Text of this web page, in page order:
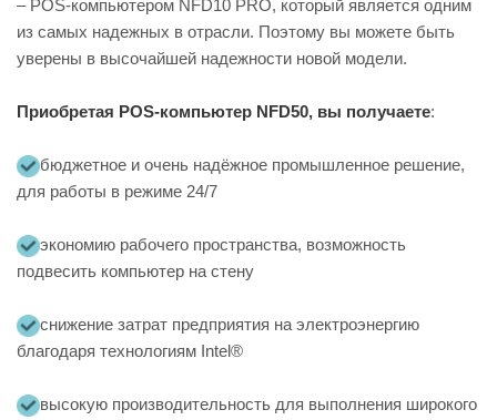
– POS-компьютером NFD10 PRO, который является одним
из самых надежных в отрасли. Поэтому вы можете быть
уверены в высочайшей надежности новой модели.
Приобретая POS-компьютер NFD50, вы получаете:
бюджетное и очень надёжное промышленное решение,
для работы в режиме 24/7
экономию рабочего пространства, возможность
подвесить компьютер на стену
снижение затрат предприятия на электроэнергию
благодаря технологиям Intel®
высокую производительность для выполнения широкого